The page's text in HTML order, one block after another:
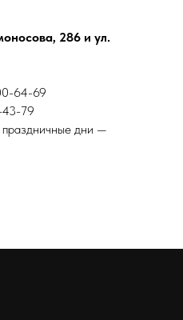
286 и ул.
64-69
43-79
дни —